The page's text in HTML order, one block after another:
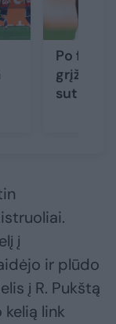
Po
grįžimas
į
ir plūdo
į R. Pukštą
link